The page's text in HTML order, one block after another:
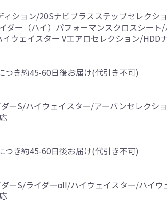
ション/20Sナビプラスステップセレク
ダー（ハイ）パフォーマンスクロスシー
ウェイスター Vエアロセレクション/HDD
き約45-60日後お届け(代引き不可)
ーS/ハイウェイスター/アーバンセレクシ
き約45-60日後お届け(代引き不可)
ーS/ライダーαII/ハイウェイスター/ハイ